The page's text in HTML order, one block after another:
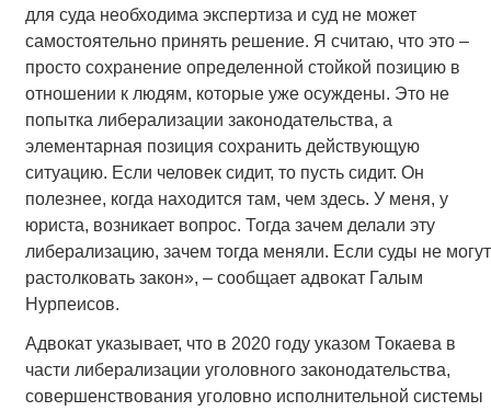
для суда необходима экспертиза и суд не может
самостоятельно принять решение. Я считаю, что это –
просто сохранение определенной стойкой позицию в
отношении к людям, которые уже осуждены. Это не
попытка либерализации законодательства, а
элементарная позиция сохранить действующую
ситуацию. Если человек сидит, то пусть сидит. Он
полезнее, когда находится там, чем здесь. У меня, у
юриста, возникает вопрос. Тогда зачем делали эту
либерализацию, зачем тогда меняли. Если суды не могут
растолковать закон», – сообщает адвокат Галым
Нурпеисов.
Адвокат указывает, что в 2020 году указом Токаева в
части либерализации уголовного законодательства,
совершенствования уголовно исполнительной системы